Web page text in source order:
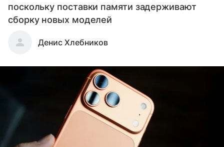
поскольку поставки памяти задерживают
сборку новых моделей
Денис Хлебников